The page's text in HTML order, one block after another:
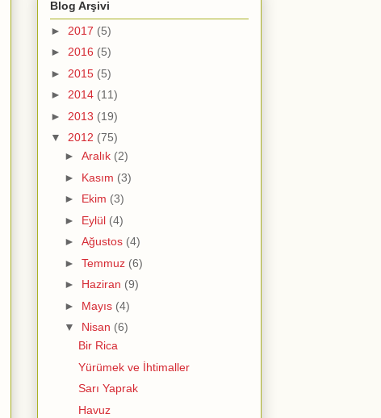
Blog Arşivi
► 2017 (5)
► 2016 (5)
► 2015 (5)
► 2014 (11)
► 2013 (19)
▼ 2012 (75)
► Aralık (2)
► Kasım (3)
► Ekim (3)
► Eylül (4)
► Ağustos (4)
► Temmuz (6)
► Haziran (9)
► Mayıs (4)
▼ Nisan (6)
Bir Rica
Yürümek ve İhtimaller
Sarı Yaprak
Havuz